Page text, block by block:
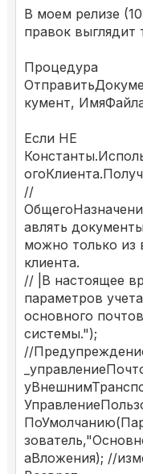
В моем релизе
правок выглядит
Процедура
кумент,
Если НЕ
//
авлять
можно только из
клиента.
// |В настоящее
параметров
основного
системы.");
//
аВложения); //